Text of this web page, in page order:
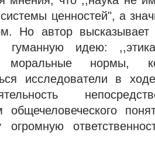
ценностей", а
Но автор
гуманную идею:
моральные нормы,
исследователи в
общечеловеческого
огромную